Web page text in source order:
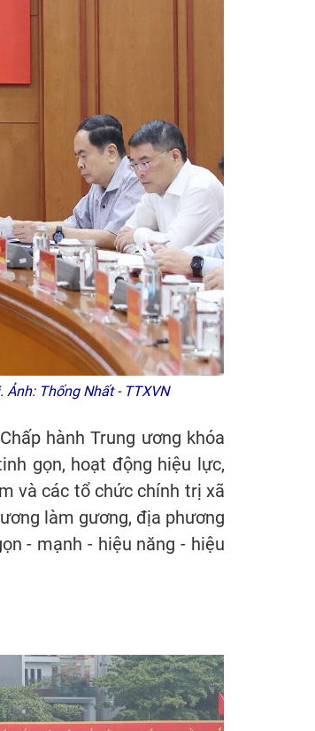
Thống Nhất - TTXVN
hành Trung ương khóa
gọn, hoạt động hiệu lực,
và các tổ chức chính trị xã
làm gương, địa phương
- mạnh - hiệu năng - hiệu